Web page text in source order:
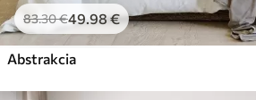
83.30€49.98€
Abstrakcia